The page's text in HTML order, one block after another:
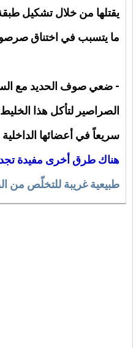
يقتلها من خلال تشكيل
ما يتسبب في اختناق
- ضعي صوف الحديد مع
الصراصير لتأكل هذا
سريعاً في أعضائها الداخلية
هناك طرق أخرى مفيدة
طبيعية غريبة للتخلّص من